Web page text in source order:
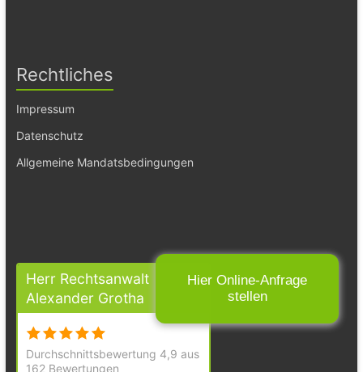
Rechtliches
Impressum
Datenschutz
Allgemeine Mandatsbedingungen
Herr Rechtsanwalt
Alexander Grotha
Durchschnittsbewertung 4,9 aus
162 Bewertungen
Hier Online-Anfrage
stellen